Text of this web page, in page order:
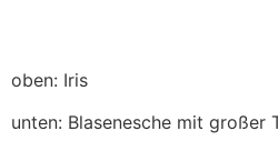
oben: Iris
unten: Blasenesche mit großer